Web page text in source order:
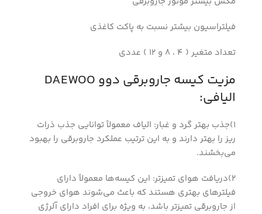
فیلتراسیون بیشتر نسبت به پاکت کاغذی
تعداد متغیر ( 4 ، 8 و 12 ) عددی
مزیت کیسه جاروبرقی دوو DAEWOO
الیافی:
1)جذب بهتر گرد و غبار: الیاف معمولاً توانایی جذب ذرات
ریز را بهتر دارند و به این ترتیب عملکرد جاروبرقی را بهبود
می‌بخشند.
2)دریافت هوای تمیزتر: این کیسه‌ها معمولاً دارای
فیلترهای بهتری هستند که باعث می‌شوند هوای خروجی
از جاروبرقی تمیزتر باشد، به ویژه برای افراد دارای آلرژی